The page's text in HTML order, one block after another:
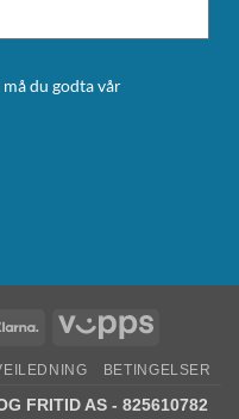
du godta vår
BETINGELSER
FRITID AS - 825610782